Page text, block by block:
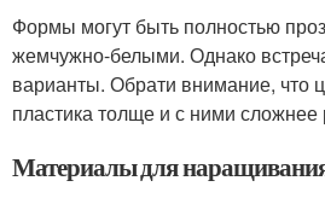
Формы могут быть полностью
жемчужно-белыми. Однако
варианты. Обрати внимание, что
пластика толще и с ними сложнее
Материалы для